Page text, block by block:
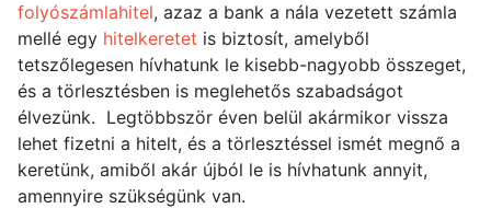
folyószámlahitel, azaz a bank a nála vezetett számla
mellé egy hitelkeretet is biztosít, amelyből
tetszőlegesen hívhatunk le kisebb-nagyobb összeget,
és a törlesztésben is meglehetős szabadságot
élvezünk. Legtöbbször éven belül akármikor vissza
lehet fizetni a hitelt, és a törlesztéssel ismét megnő a
keretünk, amiből akár újból le is hívhatunk annyit,
amennyire szükségünk van.